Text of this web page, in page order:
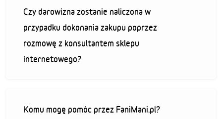
Czy darowizna zostanie naliczona w
przypadku dokonania zakupu poprzez
rozmowę z konsultantem sklepu
internetowego?
Komu mogę pomóc przez FaniMani.pl?